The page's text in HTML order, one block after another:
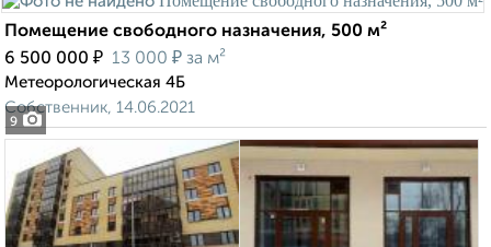
9
Помещение свободного назначения, 500 м²
6 500 000 ₽ 13 000 ₽ за м²
Метеорологическая 4Б
Собственник, 14.06.2021